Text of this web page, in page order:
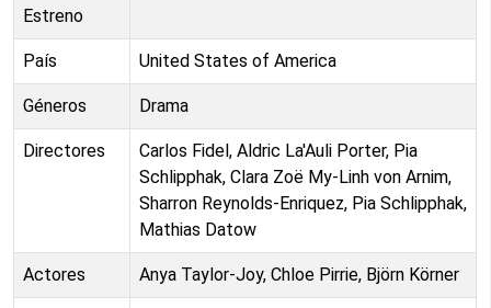
Estreno
País United States of America
Géneros Drama
Directores
Carlos Fidel, Aldric La'Auli Porter, Pia
Schlipphak, Clara Zoë My-Linh von Arnim,
Sharron Reynolds-Enriquez, Pia Schlipphak,
Mathias Datow
Actores Anya Taylor-Joy, Chloe Pirrie, Björn Körner